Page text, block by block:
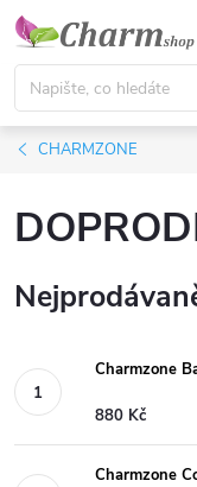
Přejít
obsah
CHARMZONE
Charmzone
880 Kč
Charmzone